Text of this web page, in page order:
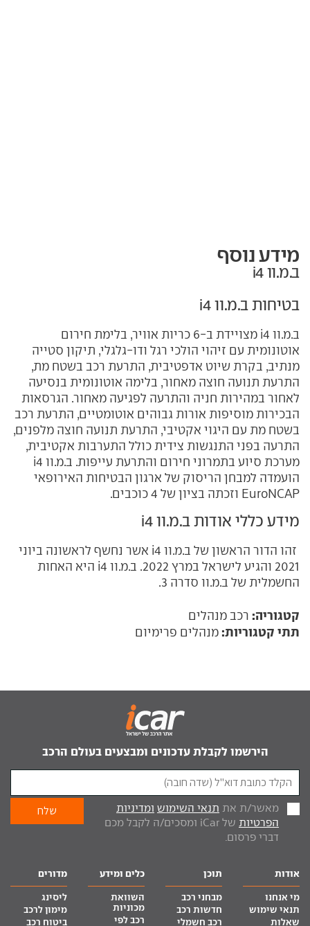
מידע נוסף
ב.מ.וו i4
בטיחות ב.מ.וו i4
ב.מ.וו i4 מצויידת ב-6 כריות אוויר, בלימת חירום
אוטונומית עם זיהוי הולכי רגל ודו-גלגלי, תיקון סטייה
מנתיב, בקרת שיוט אדפטיבית, התרעת רכב בשטח מת,
התרעת תנועה חוצה מאחור, בלימה אוטונומית בנסיעה
לאחור במהירות חניה והתרעה לפגיעה מאחור. הגרסאות
הבכירות מוסיפות אורות גבוהים אוטומטיים, התרעת רכב
בשטח מת עם היגוי אקטיבי, התרעת תנועה חוצה מלפנים,
התרעה בפני התנגשות צידית כולל התערבות אקטיבית,
מערכת סיוע בתמרוני חירום והתרעת עייפות. ב.מ.וו i4
הועמדה למבחן הריסוק של ארגון הבטיחות האירופאי
EuroNCAP וזכתה בציון של 4 כוכבים.
מידע כללי אודות ב.מ.וו i4
זהו הדור הראשון של ב.מ.וו i4 אשר נחשף לראשונה ביוני
2021 והגיע לישראל במרץ 2022. ב.מ.וו i4 היא האחות
החשמלית של ב.מ.וו סדרה 3.
קטגוריה: רכב מנהלים
תתי קטגוריות: מנהלים פרימיום
הירשמו לקבלת עדכונים ומבצעים בעולם הרכב
מאשר/ת את תנאי השימוש ומדיניות
הפרטיות
של iCar ומסכים/ה לקבל מכם
דברי פרסום.
אודות
מי אנחנו
תנאי שימוש
שאלות
תוכן
מבחני רכב
חדשות רכב
רכב חשמלי
כלים ומידע
השוואת
מכוניות
רכב לפי
מדורים
ליסינג
מימון לרכב
ביטוח רכב